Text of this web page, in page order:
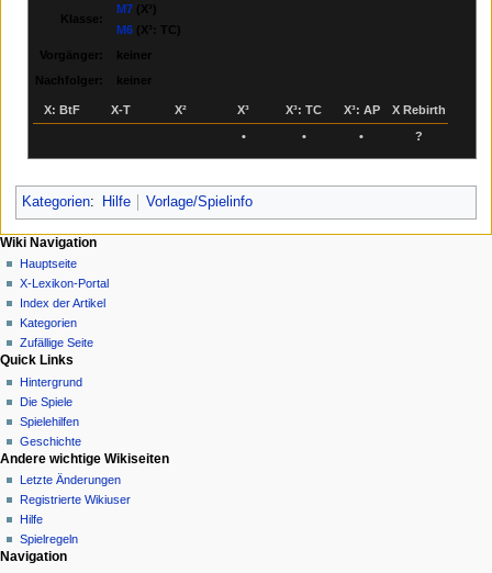
Klasse:
M7 (X³)
M6 (X³: TC)
Vorgänger:
keiner
Nachfolger:
keiner
X: BtF X‑T X² X³ X³: TC X³: AP
X Rebirth
•
• • ?
Kategorien: Hilfe Vorlage/Spielinfo
N
a
v
g
a
o
n
s
m
e
n
Seitenaktionen
Vorlage
Diskussion
Lesen
Quelltext
anzeigen
Versionsgeschichte
Meine Werkzeuge
Anmelden
Wiki Navigation
Hauptseite
X-Lexikon-Portal
Index der Artikel
Kategorien
Zufällige Seite
Quick Links
Hintergrund
Die Spiele
Spielehilfen
Geschichte
Andere wichtige Wikiseiten
Letzte Änderungen
Registrierte Wikiuser
Hilfe
Spielregeln
Werkzeuge
Navigation